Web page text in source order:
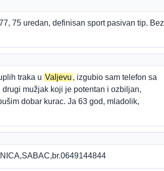
75 uredan, definisan sport pasivan tip. Bez
traka u Valjevu , izgubio sam telefon sa
mužjak koji je potentan i ozbiljan,
dobar kurac. Ja 63 god, mladolik,